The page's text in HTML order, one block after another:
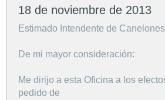
18 de noviembre de 2013
Estimado Intendente de
De mi mayor consideración:
Me dirijo a esta Oficina a los
pedido de